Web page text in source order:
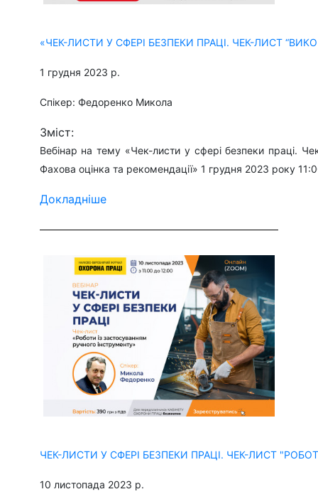
«ЧЕК-ЛИСТИ У СФЕРІ БЕЗПЕКИ ПРАЦІ. ЧЕК-ЛИСТ
1 грудня 2023 р.
Спікер: Федоренко Микола
Зміст:
Вебінар на тему «Чек-листи у сфері безпеки праці.
Фахова оцінка та рекомендації» 1 грудня 2023 року
Докладніше
ЧЕК-ЛИСТИ У СФЕРІ БЕЗПЕКИ ПРАЦІ. ЧЕК-ЛИСТ
10 листопада 2023 р.